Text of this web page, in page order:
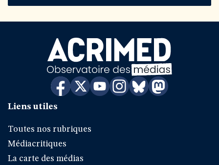
Liens utiles
Toutes nos rubriques
Médiacritiques
La carte des médias